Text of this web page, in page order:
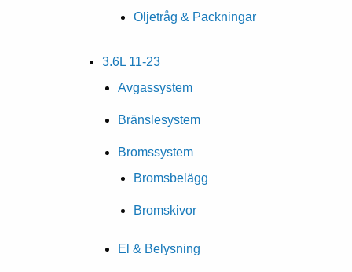
Oljetråg & Packningar
3.6L 11-23
Avgassystem
Bränslesystem
Bromssystem
Bromsbelägg
Bromskivor
El & Belysning